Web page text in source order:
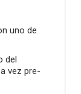
uno de
del
vez pre-